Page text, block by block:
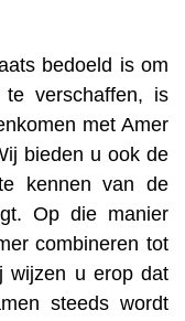
bedoeld is om
te verschaffen, is
met Amer
bieden u ook de
kennen van de
Op die manier
combineren tot
wijzen u erop dat
steeds wordt